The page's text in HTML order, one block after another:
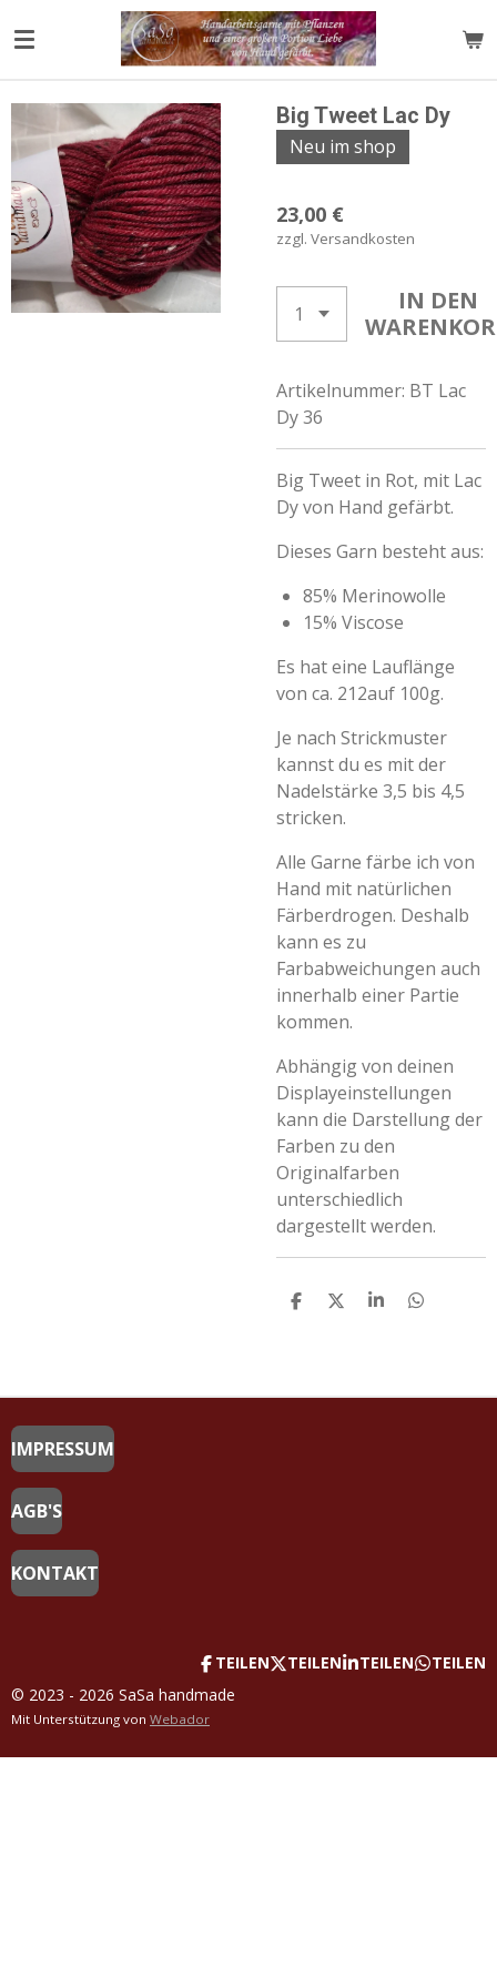
Hauptinhalt
Big Tweet Lac Dy
Neu im shop
23,00 €
zzgl. Versandkosten
IN DEN
Artikelnummer: BT Lac
Dy 36
Big Tweet in Rot, mit Lac
Dy von Hand gefärbt.
Dieses Garn besteht aus:
85% Merinowolle
15% Viscose
Es hat eine Lauflänge
von ca. 212auf 100g.
Je nach Strickmuster
kannst du es mit der
Nadelstärke 3,5 bis 4,5
stricken.
Alle Garne färbe ich von
Hand mit natürlichen
Färberdrogen. Deshalb
kann es zu
Farbabweichungen auch
innerhalb einer Partie
kommen.
Abhängig von deinen
Displayeinstellungen
kann die Darstellung der
Farben zu den
Originalfarben
unterschiedlich
dargestellt werden.
T
N
T
N
T
N
T
N
IMPRESSUM
AGB'S
KONTAKT
TEILEN TEILEN TEILEN
TEILEN
© 2023 - 2026 SaSa handmade
Mit Unterstützung von Webador